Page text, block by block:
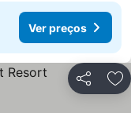
Ver preços
Partilhar